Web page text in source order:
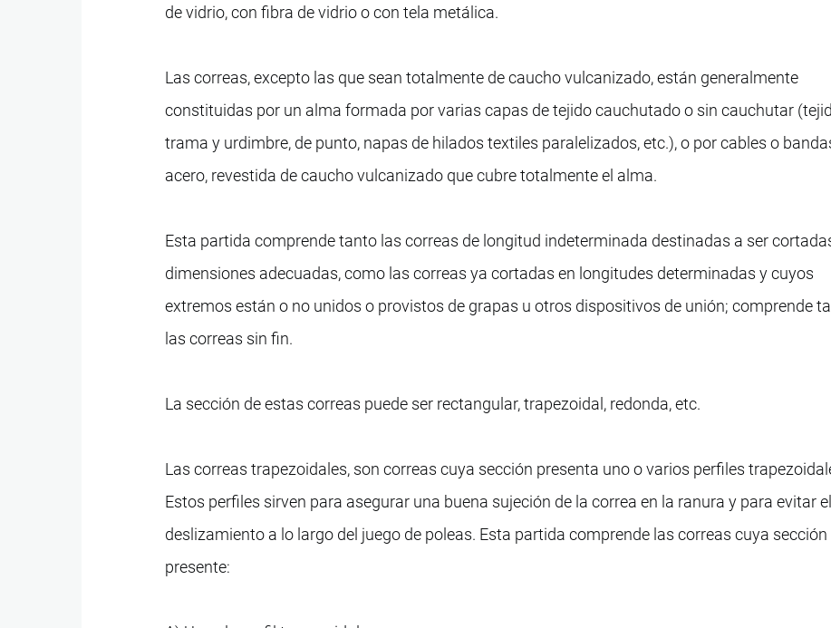
de vidrio, con fibra de vidrio o con tela metálica.
Las correas, excepto las que sean totalmente de caucho vulcanizado, están generalmente
constituidas por un alma formada por varias capas de tejido cauchutado o sin cauchutar
trama y urdimbre, de punto, napas de hilados textiles paralelizados, etc.), o por cables o
acero, revestida de caucho vulcanizado que cubre totalmente el alma.
Esta partida comprende tanto las correas de longitud indeterminada destinadas a ser
dimensiones adecuadas, como las correas ya cortadas en longitudes determinadas y cuyos
extremos están o no unidos o provistos de grapas u otros dispositivos de unión; comprende
las correas sin fin.
La sección de estas correas puede ser rectangular, trapezoidal, redonda, etc.
Las correas trapezoidales, son correas cuya sección presenta uno o varios perfiles
Estos perfiles sirven para asegurar una buena sujeción de la correa en la ranura y para evitar
deslizamiento a lo largo del juego de poleas. Esta partida comprende las correas cuya sección
presente: